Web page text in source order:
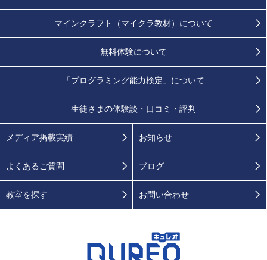
マインクラフト（マイクラ教材）について
無料体験について
「プログラミング能力検定」 について
生徒さまの体験談・口コミ・評判
メディア掲載実績 お知らせ
よくあるご質問 ブログ
教室を探す お問い合わせ